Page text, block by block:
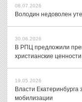
08.07.2026
Володин недоволен
30.06.2026
В РПЦ предложили
христианские ценности
19.05.2026
Власти Екатеринбурга
мобилизации